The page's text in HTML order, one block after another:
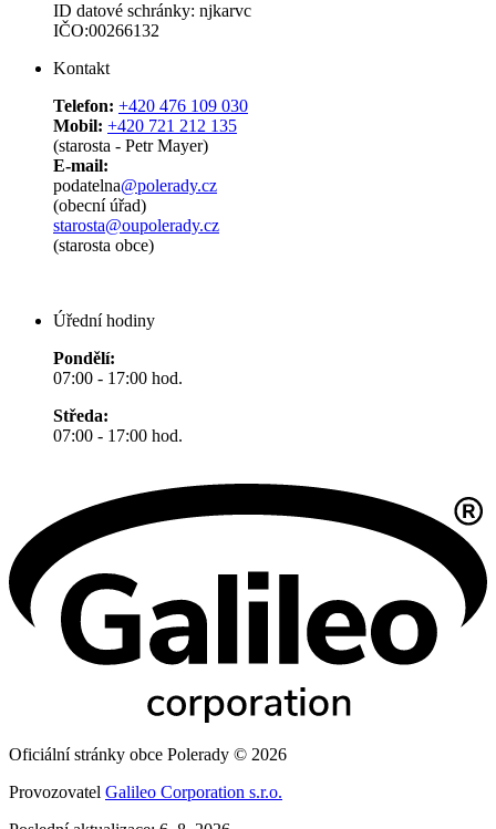
ID datové schránky: njkarvc
IČO:00266132
Kontakt
Telefon: +420 476 109 030
Mobil: +420 721 212 135
(starosta - Petr Mayer)
E-mail:
podatelna@polerady.cz
(obecní úřad)
starosta@oupolerady.cz
(starosta obce)
Úřední hodiny
Pondělí:
07:00 - 17:00 hod.
Středa:
07:00 - 17:00 hod.
Oficiální stránky obce Polerady © 2026
Provozovatel Galileo Corporation s.r.o.